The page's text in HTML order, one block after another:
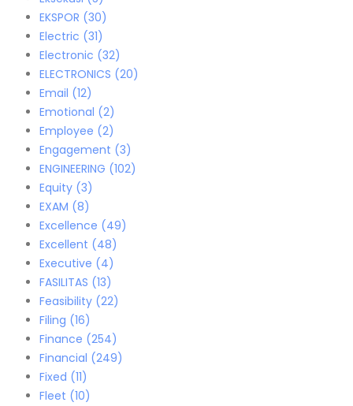
EKSPOR (30)
Electric (31)
Electronic (32)
ELECTRONICS (20)
Email (12)
Emotional (2)
Employee (2)
Engagement (3)
ENGINEERING (102)
Equity (3)
EXAM (8)
Excellence (49)
Excellent (48)
Executive (4)
FASILITAS (13)
Feasibility (22)
Filing (16)
Finance (254)
Financial (249)
Fixed (11)
Fleet (10)